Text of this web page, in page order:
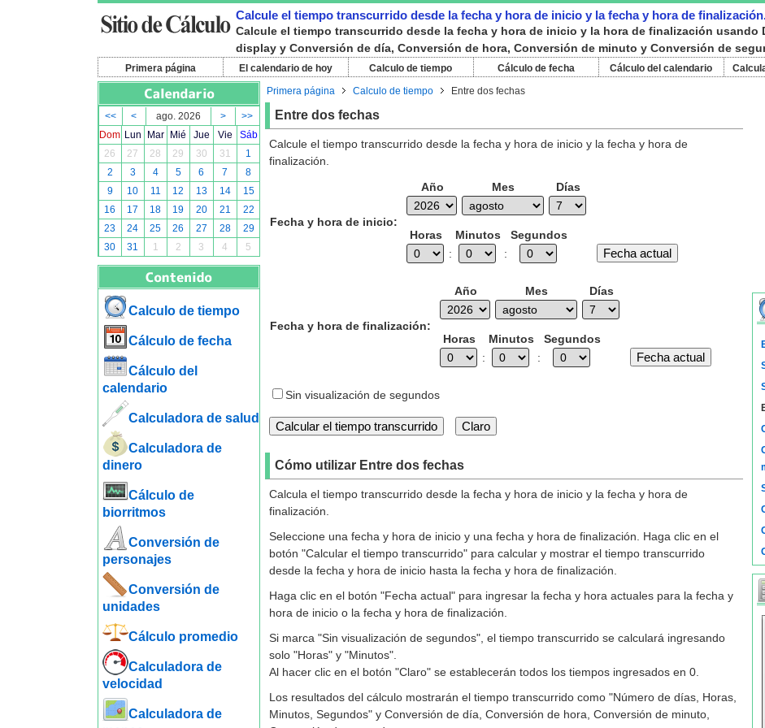
Calcule el tiempo transcurrido desde la fecha y hora de inicio y la fecha y hora de
Calcule el tiempo transcurrido desde la fecha y hora de inicio y la hora de finalización usando
display y Conversión de día, Conversión de hora, Conversión de minuto y Conversión de
Primera página El calendario de hoy Calculo de tiempo Cálculo de fecha Cálculo del calendario
<< < ago. 2026 >
>>
Dom Lun Mar Mié Jue Vie
Sáb
26
27 28 29 30 31
1
2
3 4 5 6 7
8
9
10 11 12 13 14
15
16
17 18 19 20 21
22
23
24 25 26 27 28
29
30
31 1 2 3 4 5
Calculo de tiempo
Cálculo de fecha
Cálculo del
calendario
Calculadora de salud
Calculadora de
dinero
Cálculo de
biorritmos
Conversión de
personajes
Conversión de
unidades
Cálculo promedio
Calculadora de
velocidad
Calculadora de
Primera página Calculo de tiempo Entre dos fechas
Entre dos fechas
Calcule el tiempo transcurrido desde la fecha y hora de inicio y la fecha y hora de
finalización.
Fecha y hora de inicio:
Año Mes Días
Horas
:
Minutos
:
Segundos
Fecha y hora de finalización:
Año Mes Días
Horas
:
Minutos
:
Segundos
Sin visualización de segundos
Claro
Cómo utilizar Entre dos fechas
Calcula el tiempo transcurrido desde la fecha y hora de inicio y la fecha y hora de
finalización.
Seleccione una fecha y hora de inicio y una fecha y hora de finalización. Haga clic en el
botón "Calcular el tiempo transcurrido" para calcular y mostrar el tiempo transcurrido
desde la fecha y hora de inicio hasta la fecha y hora de finalización.
Haga clic en el botón "Fecha actual" para ingresar la fecha y hora actuales para la fecha y
hora de inicio o la fecha y hora de finalización.
Si marca "Sin visualización de segundos", el tiempo transcurrido se calculará ingresando
solo "Horas" y "Minutos".
Al hacer clic en el botón "Claro" se establecerán todos los tiempos ingresados ​​en 0.
Los resultados del cálculo mostrarán el tiempo transcurrido como "Número de días, Horas,
Minutos, Segundos" y Conversión de día, Conversión de hora, Conversión de minuto,